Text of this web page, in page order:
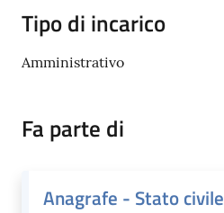
gli
Tipo di incarico
Amministrativo
Fa parte di
Anagrafe - Stato civile